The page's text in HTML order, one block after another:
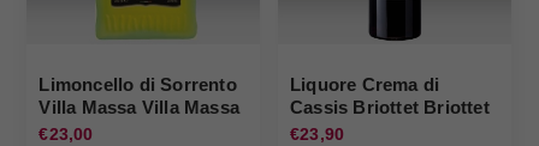
Limoncello di Sorrento
Villa Massa Villa Massa
€23,00
Liquore Crema di
Cassis Briottet Briottet
€23,90